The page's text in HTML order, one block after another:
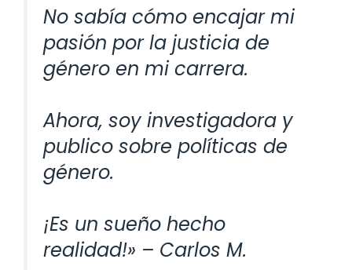
No sabía cómo encajar mi
pasión por la justicia de
género en mi carrera.
Ahora, soy investigadora y
publico sobre políticas de
género.
¡Es un sueño hecho
realidad!» – Carlos M.